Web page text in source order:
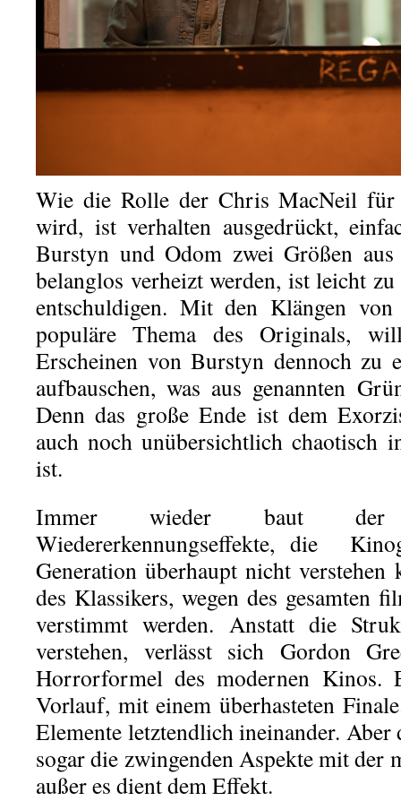
Wie die Rolle der Chris MacNeil für
wird, ist verhalten ausgedrückt,
Burstyn und Odom zwei Größen aus
belanglos verheizt werden, ist leicht
entschuldigen. Mit den Klängen von
populäre Thema des Originals,
Erscheinen von Burstyn dennoch zu
aufbauschen, was aus genannten
Denn das große Ende ist dem
auch noch unübersichtlich chaotisch
ist.
Immer wieder baut der
Wiedererkennungseffekte, die
Generation überhaupt nicht verstehen
des Klassikers, wegen des gesamten
verstimmt werden. Anstatt die
verstehen, verlässt sich Gordon
Horrorformel des modernen Kinos.
Vorlauf, mit einem überhasteten
Elemente letztendlich ineinander.
sogar die zwingenden Aspekte mit der
außer es dient dem Effekt.